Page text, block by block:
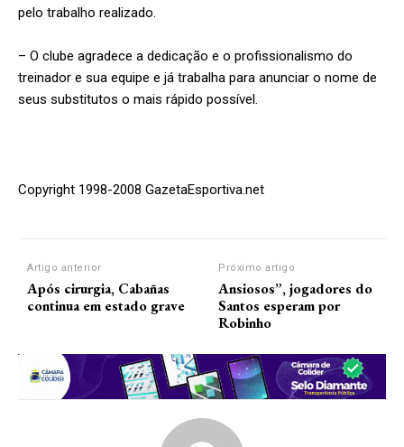
pelo trabalho realizado.
– O clube agradece a dedicação e o profissionalismo do
treinador e sua equipe e já trabalha para anunciar o nome de
seus substitutos o mais rápido possível.
Copyright 1998-2008 GazetaEsportiva.net
Artigo anterior
Após cirurgia, Cabañas
continua em estado grave
Próximo artigo
Ansiosos”, jogadores do
Santos esperam por
Robinho